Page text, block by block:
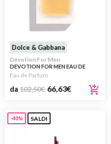
Dolce & Gabbana
Devotion For Men
DEVOTION FOR MEN EAU DE
PARFUM
Eau de Parfum
da 102,50€ 66,63€
-40% SALDI